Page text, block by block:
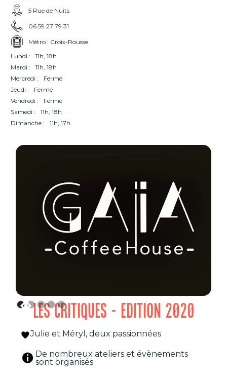
5 Rue de Nuits
06 59 27 79 31
Métro : Croix-Rousse
Lundi :
11h, 18h
Mardi :
11h, 18h
Mercredi :
Fermé
Jeudi :
Fermé
Vendredi :
Fermé
Samedi :
11h, 18h
Dimanche :
11h, 17h
LES CRITIQUES - EDITION 2020
Julie et Méryl, deux passionnées
De nombreux ateliers et évènements
sont organisés